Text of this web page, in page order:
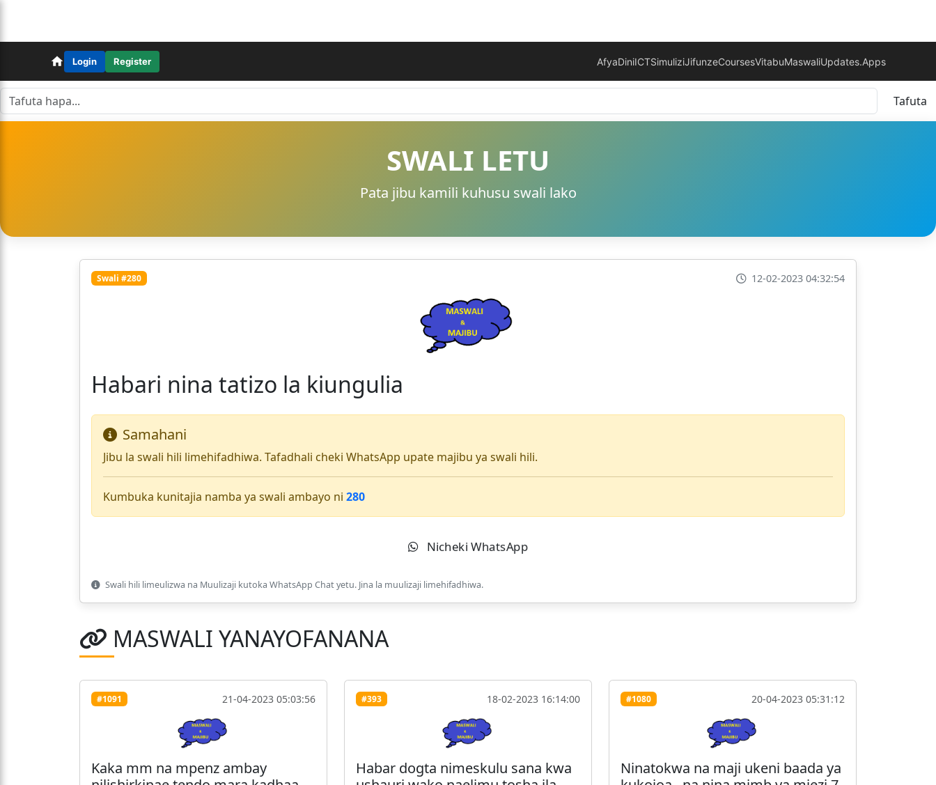
Login Register AfyaDiniICTSimuliziJifunzeCoursesVitabuMaswaliUpdates.Apps
Tafuta
SWALI LETU
Pata jibu kamili kuhusu swali lako
Swali #280 12-02-2023 04:32:54
Habari nina tatizo la kiungulia
Samahani
Jibu la swali hili limehifadhiwa. Tafadhali cheki WhatsApp upate majibu ya swali hili.
Kumbuka kunitajia namba ya swali ambayo ni 280
Nicheki WhatsApp
Swali hili limeulizwa na Muulizaji kutoka WhatsApp Chat yetu. Jina la muulizaji limehifadhiwa.
MASWALI YANAYOFANANA
#1091 21-04-2023 05:03:56
Kaka mm na mpenz ambay
#393 18-02-2023 16:14:00
Habar dogta nimeskulu sana kwa
#1080 20-04-2023 05:31:12
Ninatokwa na maji ukeni baada ya